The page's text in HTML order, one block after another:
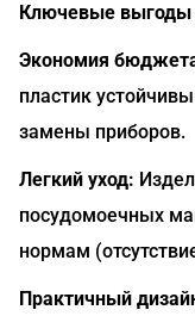
Ключевые выгоды
Экономия
пластик
замены приборов.
Легкий уход:
посудомоечных
нормам
Практичный